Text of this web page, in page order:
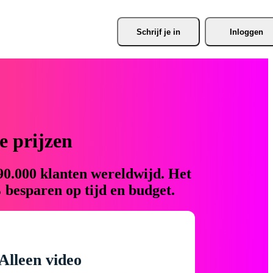
Schrijf je in Inloggen
prijzen
klanten wereldwijd. Het
op tijd en budget.
video